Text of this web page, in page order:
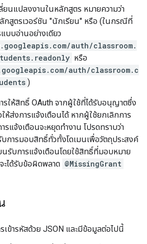
ยนแปลงงานในหลักสูตร หมายความว่า
กสูตรเวอร์ชัน "นักเรียน" หรือ (ในกรณีที่
บบอ่านอย่างเดียว
auth/classroom.
หรือ
auth/classroom.c
)
ให้สิทธิ์ OAuth จากผู้ใช้ที่ได้รับอนุญาตซึ่ง
ห้ส่งการแจ้งเตือนได้ หากผู้ใช้ยกเลิกการ
แจ้งเตือนจะหยุดทำงาน โปรดทราบว่า
การมอบสิทธิ์ทั่วทั้งโดเมนเพื่อวัตถุประสงค์
นรับการแจ้งเตือนโดยใช้สิทธิ์ที่มอบหมาย
ะได้รับข้อผิดพลาด @MissingGrant
เข้ารหัสด้วย JSON และมีข้อมูลต่อไปนี้